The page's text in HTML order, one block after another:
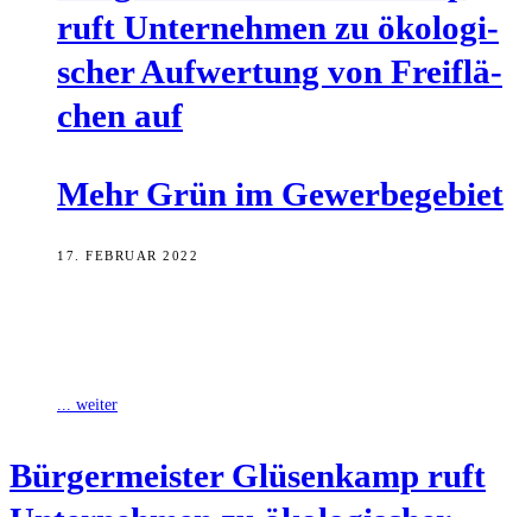
ruft Unter­neh­men zu öko­lo­gi­
scher Auf­wer­tung von Frei­flä­
chen auf
Mehr Grün im Gewerbegebiet
17. FEBRUAR 2022
... weiter
Bür­ger­meis­ter Glüsen­kamp ruft